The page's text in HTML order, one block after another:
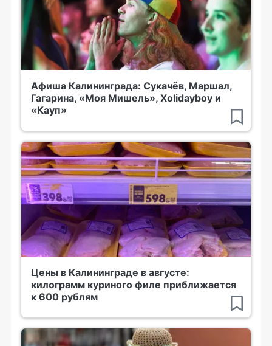
Афиша Калининграда: Сукачёв, Маршал,
Гагарина, «Моя Мишель», Xolidayboy и
«Кауп»
Цены в Калининграде в августе:
килограмм куриного филе приближается
к 600 рублям